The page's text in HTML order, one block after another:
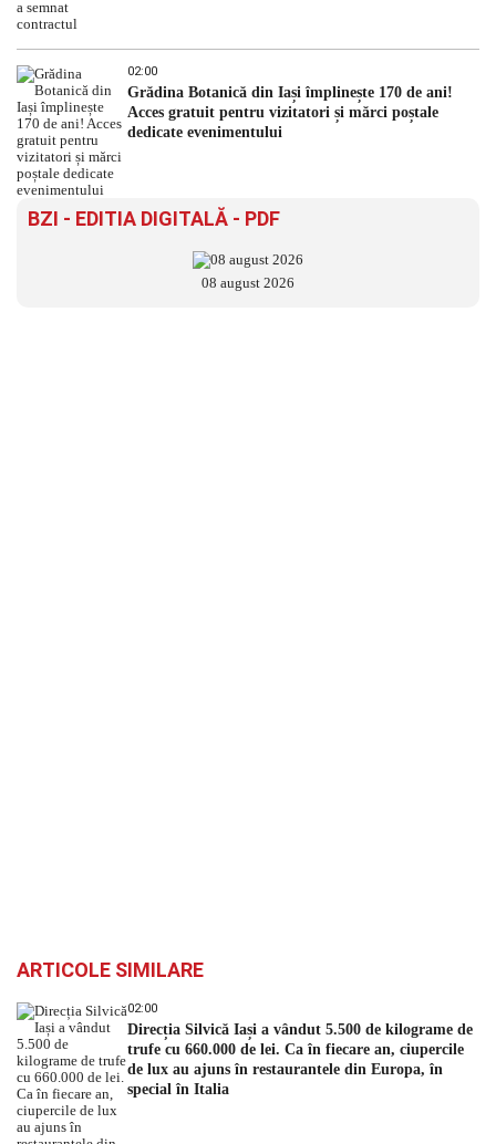
02:00
Grădina Botanică din Iași împlinește 170 de ani!
Acces gratuit pentru vizitatori și mărci poștale
dedicate evenimentului
BZI - EDITIA DIGITALĂ - PDF
08 august 2026
ARTICOLE SIMILARE
02:00
Direcția Silvică Iași a vândut 5.500 de kilograme de
trufe cu 660.000 de lei. Ca în fiecare an, ciupercile
de lux au ajuns în restaurantele din Europa, în
special în Italia